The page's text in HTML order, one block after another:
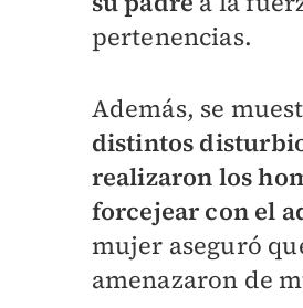
pertenencias.
Además, se
distintos
realizaron los
forcejear con el
mujer aseguró
amenazaron de